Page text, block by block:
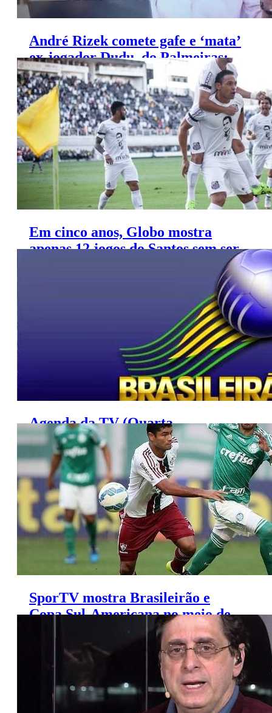
André Rizek comete gafe e ‘mata’
ex-jogador Dudu, do Palmeiras;
entenda
Em cinco anos, Globo mostra
apenas 12 jogos do Santos sem ser
Agenda da TV (Quarta,
16/9/2015)
SporTV mostra Brasileirão e
Copa Sul-Americana no meio de
semana; veja escala